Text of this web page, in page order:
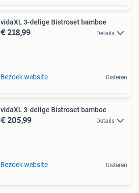
vidaXL 3-delige Bistroset bamboe
€ 218,99 Details
Bezoek website Gisteren
vidaXL 3-delige Bistroset bamboe
€ 205,99 Details
Bezoek website Gisteren